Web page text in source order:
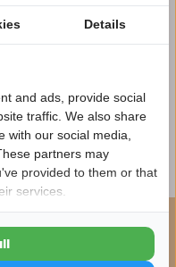
Details
and ads, provide social
traffic. We also share
with our social media,
partners may
provided to them or that
services.